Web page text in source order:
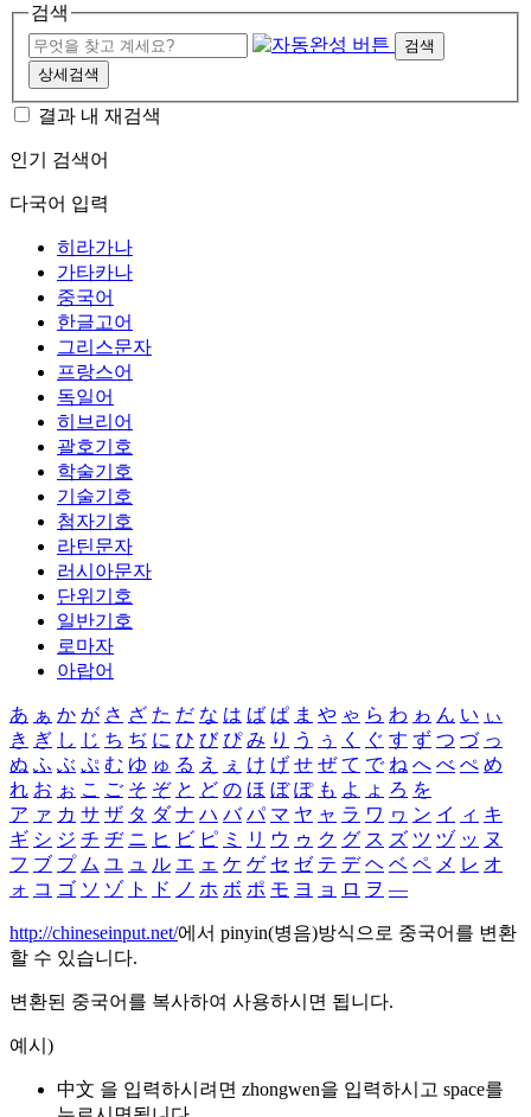
검색
검색
상세검색
결과 내 재검색
인기 검색어
다국어 입력
히라가나
가타카나
중국어
한글고어
그리스문자
프랑스어
독일어
히브리어
괄호기호
학술기호
기술기호
첨자기호
라틴문자
러시아문자
단위기호
일반기호
로마자
아랍어
あ ぁ か が さ ざ た だ な は ば ぱ ま や ゃ ら わ ゎ ん い ぃ
き ぎ し じ ち ぢ に ひ び ぴ み り う ぅ く ぐ す ず つ づ っ
ぬ ふ ぶ ぷ む ゆ ゅ る え ぇ け げ せ ぜ て で ね へ べ ぺ め
れ お ぉ こ ご そ ぞ と ど の ほ ぼ ぽ も よ ょ ろ を
ア ァ カ サ ザ タ ダ ナ ハ バ パ マ ヤ ャ ラ ワ ヮ ン イ ィ キ
ギ シ ジ チ ヂ ニ ヒ ビ ピ ミ リ ウ ゥ ク グ ス ズ ツ ヅ ッ ヌ
フ ブ プ ム ユ ュ ル エ ェ ケ ゲ セ ゼ テ デ ヘ ベ ペ メ レ オ
ォ コ ゴ ソ ゾ ト ド ノ ホ ボ ポ モ ヨ ョ ロ ヲ ―
http://chineseinput.net/에서 pinyin(병음)방식으로 중국어를 변환
할 수 있습니다.
변환된 중국어를 복사하여 사용하시면 됩니다.
예시)
中文 을 입력하시려면 zhongwen을 입력하시고 space를